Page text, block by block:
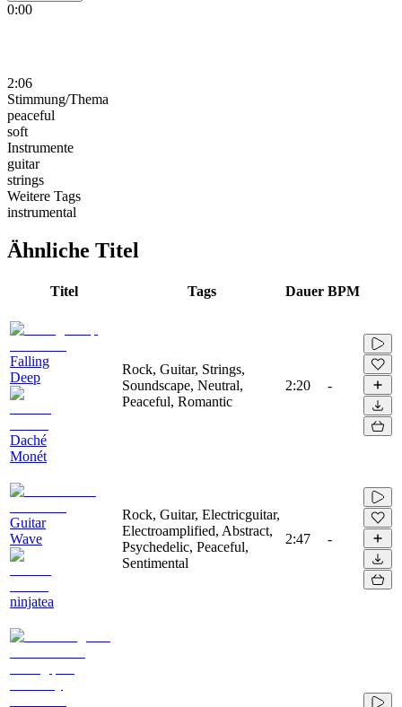
0:00
2:06
Stimmung/Thema
peaceful
soft
Instrumente
guitar
strings
Weitere Tags
instrumental
Ähnliche Titel
Titel Tags Dauer BPM
Falling
Deep
Daché
Monét
Rock, Guitar, Strings,
Soundscape, Neutral,
Peaceful, Romantic
2:20 -
Guitar
Wave
ninjatea
Rock, Guitar, Electricguitar,
Electroamplified, Abstract,
Psychedelic, Peaceful,
Sentimental
2:47 -